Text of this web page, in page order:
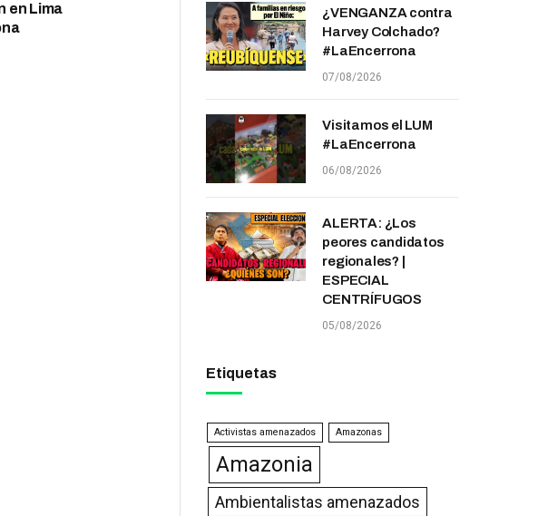
en Lima
¿VENGANZA contra
Harvey Colchado?
#LaEncerrona
07/08/2026
Visitamos el LUM
#LaEncerrona
06/08/2026
ALERTA: ¿Los
peores candidatos
regionales? |
ESPECIAL
CENTRÍFUGOS
05/08/2026
Etiquetas
Activistas amenazados Amazonas
Amazonia
Ambientalistas amenazados